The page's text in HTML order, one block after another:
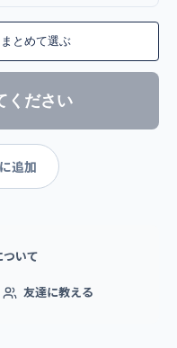
とめて選ぶ
ください
追加
いて
友達に教える